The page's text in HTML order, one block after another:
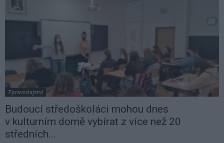
Zpravodajství
Budoucí středoškoláci mohou dnes
v kulturním domě vybírat z více než 20
středních...